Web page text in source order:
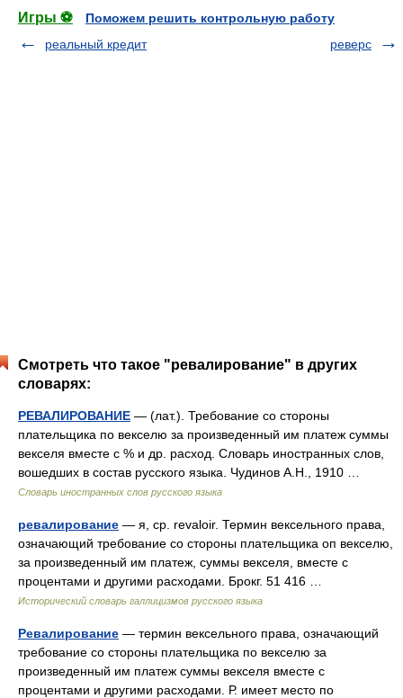
Игры ⚽
Поможем решить контрольную работу
реальный кредит
реверс
Смотреть что такое "ревалирование" в других
словарях:
РЕВАЛИРОВАНИЕ — (лат.). Требование со стороны
плательщика по векселю за произведенный им платеж суммы
векселя вместе с % и др. расход. Словарь иностранных слов,
вошедших в состав русского языка. Чудинов А.Н., 1910 …
Словарь иностранных слов русского языка
ревалирование — я, ср. revaloir. Термин вексельного права,
означающий требование со стороны плательщика оп векселю,
за произведенный им платеж, суммы векселя, вместе с
процентами и другими расходами. Брокг. 51 416 …
Исторический словарь галлицизмов русского языка
Ревалирование — термин вексельного права, означающий
требование со стороны плательщика по векселю за
произведенный им платеж суммы векселя вместе с
процентами и другими расходами. Р. имеет место по